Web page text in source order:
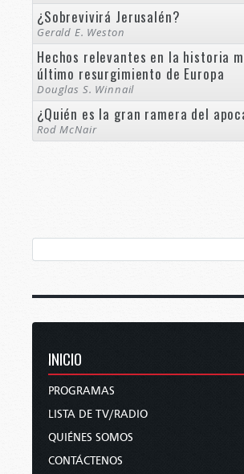
¿Sobrevivirá Jerusalén?
Gerald E. Weston
Hechos relevantes en la historia
último resurgimiento de Europa
Douglas S. Winnail
¿Quién es la gran ramera del
Rod McNair
INICIO
PROGRAMAS
LISTA DE TV/RADIO
QUIÉNES SOMOS
CONTÁCTENOS